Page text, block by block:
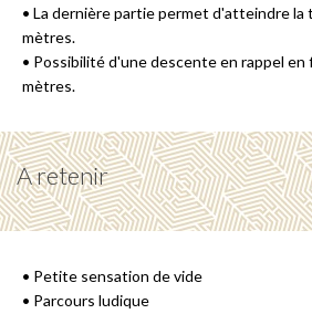
• La dernière partie permet d'atteindre la
mètres.
• Possibilité d'une descente en rappel en
mètres.
A retenir
• Petite sensation de vide
• Parcours ludique